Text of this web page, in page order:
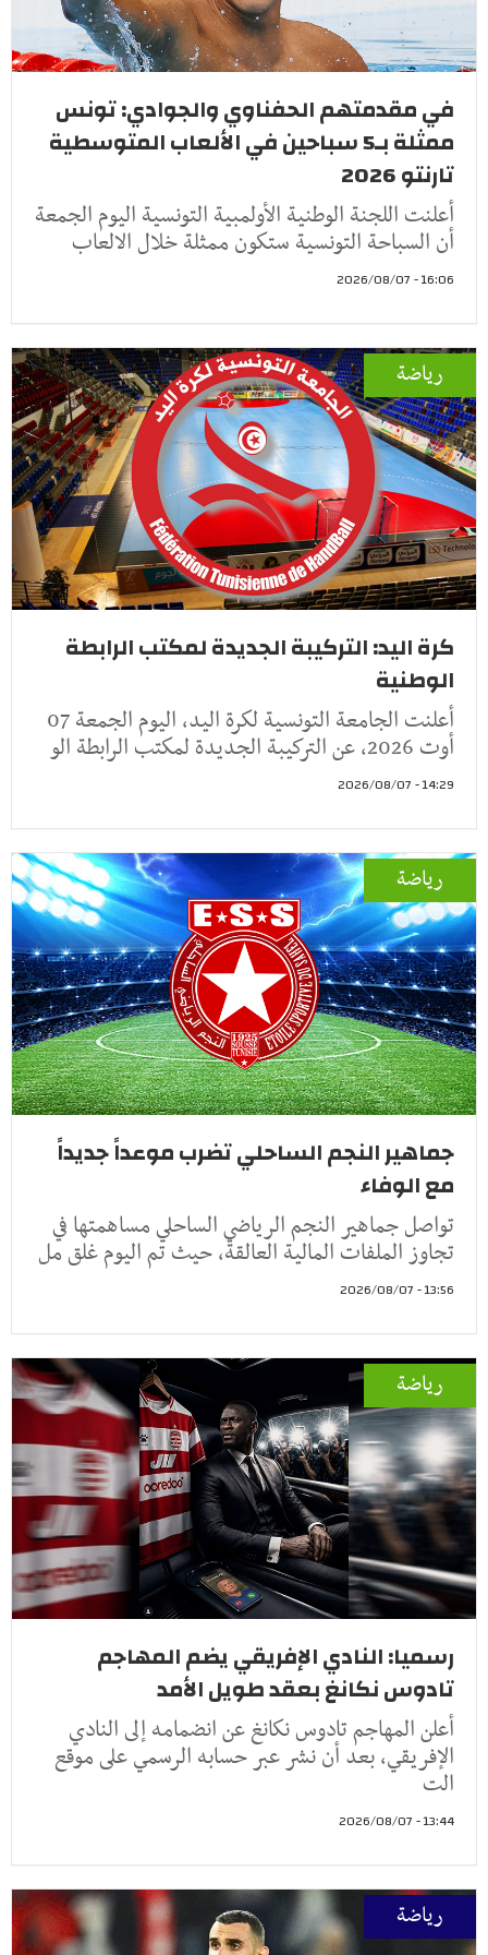
في مقدمتهم الحفناوي والجوادي: تونس
ممثلة بـ5 سباحين في الألعاب المتوسطية
تارنتو 2026
أعلنت اللجنة الوطنية الأولمبية التونسية اليوم الجمعة
أن السباحة التونسية ستكون ممثلة خلال الالعاب
16:06 - 2026/08/07
رياضة
كرة اليد: التركيبة الجديدة لمكتب الرابطة
الوطنية
أعلنت الجامعة التونسية لكرة اليد، اليوم الجمعة 07
أوت 2026، عن التركيبة الجديدة لمكتب الرابطة الو
14:29 - 2026/08/07
رياضة
جماهير النجم الساحلي تضرب موعداً جديداً
مع الوفاء
تواصل جماهير النجم الرياضي الساحلي مساهمتها في
تجاوز الملفات المالية العالقة، حيث تم اليوم غلق مل
13:56 - 2026/08/07
رياضة
رسميا: النادي الإفريقي يضم المهاجم
تادوس نكانغ بعقد طويل الأمد
أعلن المهاجم تادوس نكانغ عن انضمامه إلى النادي
الإفريقي، بعد أن نشر عبر حسابه الرسمي على موقع
الت
13:44 - 2026/08/07
رياضة